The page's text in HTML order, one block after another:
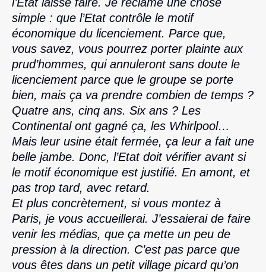
simple : que l’Etat contrôle le motif
économique du licenciement. Parce que,
vous savez, vous pourrez porter plainte aux
prud’hommes, qui annuleront sans doute le
licenciement parce que le groupe se porte
bien, mais ça va prendre combien de temps ?
Quatre ans, cinq ans. Six ans ? Les
Continental ont gagné ça, les Whirlpool…
Mais leur usine était fermée, ça leur a fait une
belle jambe. Donc, l’Etat doit vérifier avant si
le motif économique est justifié. En amont, et
pas trop tard, avec retard.
Et plus concrètement, si vous montez à
Paris, je vous accueillerai. J’essaierai de faire
venir les médias, que ça mette un peu de
pression à la direction. C’est pas parce que
vous êtes dans un petit village picard qu’on